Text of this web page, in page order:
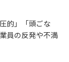
的」「頭ごな
員の反発や不満